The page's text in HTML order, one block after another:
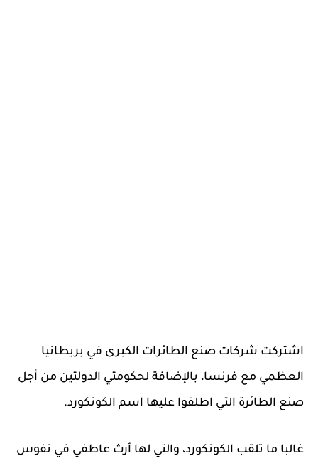
اشتركت شركات صنع الطائرات الكبرى في بريطانيا
العظمي مع فرنسا، بالإضافة لحكومتي الدولتين من أجل
صنع الطائرة التي اطلقوا عليها اسم الكونكورد.
غالبا ما تلقب الكونكورد، والتي لها أرث عاطفي في نفوس